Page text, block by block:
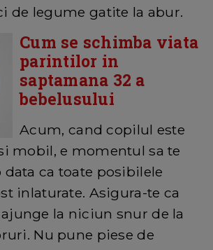
de legume gatite la abur.
Cum se schimba viata
parintilor in
saptamana 32 a
bebelusului
Acum, cand copilul este
mobil, e momentul sa te
ca toate posibilele
inlaturate. Asigura-te ca
la niciun snur de la
Nu pune piese de